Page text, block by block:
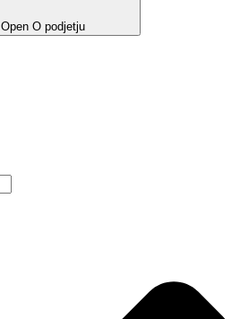
Open O podjetju